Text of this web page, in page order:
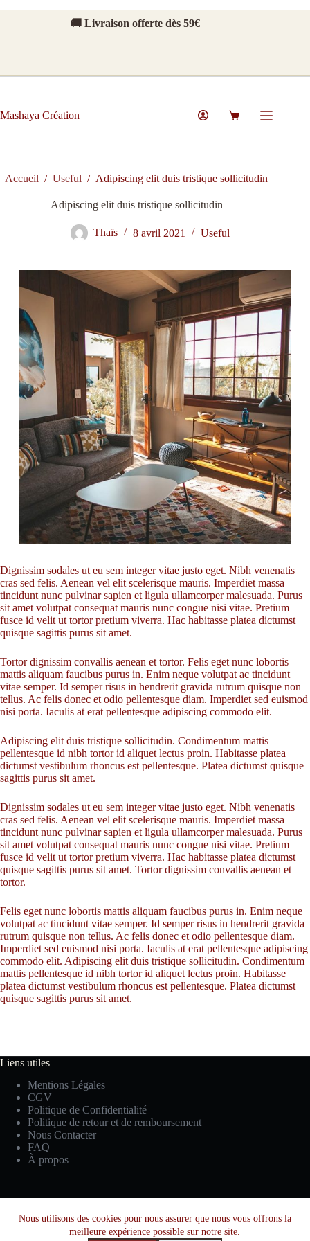
Nous utilisons des cookies pour nous assurer que nous vous offrons la
meilleure expérience possible sur notre site.
🚚 Livraison offerte dès 59€
Mashaya Création
Panier
Accueil / Useful / Adipiscing elit duis tristique sollicitudin
Adipiscing elit duis tristique sollicitudin
Thaïs 8 avril 2021 Useful
Dignissim sodales ut eu sem integer vitae justo eget. Nibh venenatis
cras sed felis. Aenean vel elit scelerisque mauris. Imperdiet massa
tincidunt nunc pulvinar sapien et ligula ullamcorper malesuada. Purus
sit amet volutpat consequat mauris nunc congue nisi vitae. Pretium
fusce id velit ut tortor pretium viverra. Hac habitasse platea dictumst
quisque sagittis purus sit amet.
Tortor dignissim convallis aenean et tortor. Felis eget nunc lobortis
mattis aliquam faucibus purus in. Enim neque volutpat ac tincidunt
vitae semper. Id semper risus in hendrerit gravida rutrum quisque non
tellus. Ac felis donec et odio pellentesque diam. Imperdiet sed euismod
nisi porta. Iaculis at erat pellentesque adipiscing commodo elit.
Adipiscing elit duis tristique sollicitudin. Condimentum mattis
pellentesque id nibh tortor id aliquet lectus proin. Habitasse platea
dictumst vestibulum rhoncus est pellentesque. Platea dictumst quisque
sagittis purus sit amet.
Dignissim sodales ut eu sem integer vitae justo eget. Nibh venenatis
cras sed felis. Aenean vel elit scelerisque mauris. Imperdiet massa
tincidunt nunc pulvinar sapien et ligula ullamcorper malesuada. Purus
sit amet volutpat consequat mauris nunc congue nisi vitae. Pretium
fusce id velit ut tortor pretium viverra. Hac habitasse platea dictumst
quisque sagittis purus sit amet. Tortor dignissim convallis aenean et
tortor.
Felis eget nunc lobortis mattis aliquam faucibus purus in. Enim neque
volutpat ac tincidunt vitae semper. Id semper risus in hendrerit gravida
rutrum quisque non tellus. Ac felis donec et odio pellentesque diam.
Imperdiet sed euismod nisi porta. Iaculis at erat pellentesque adipiscing
commodo elit. Adipiscing elit duis tristique sollicitudin. Condimentum
mattis pellentesque id nibh tortor id aliquet lectus proin. Habitasse
platea dictumst vestibulum rhoncus est pellentesque. Platea dictumst
quisque sagittis purus sit amet.
Liens utiles
Mentions Légales
CGV
Politique de Confidentialité
Politique de retour et de remboursement
Nous Contacter
FAQ
À propos
Facebook Instagram YouTube